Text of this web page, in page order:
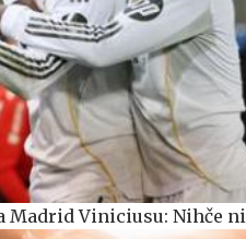
Madrid Viniciusu: Nihče